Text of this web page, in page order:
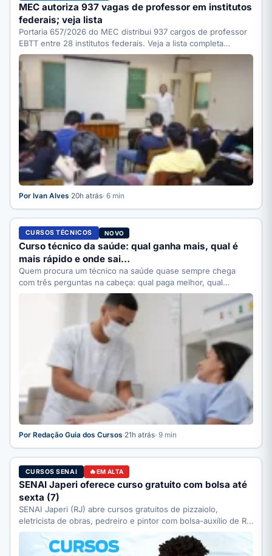
MEC autoriza 937 vagas de professor em institutos
federais; veja lista
Portaria 657/2026 do MEC distribui 937 cargos de professor
EBTT entre 28 institutos federais. Veja a lista completa…
Por Ivan Alves·20h atrás· 6 min
CURSOS TÉCNICOS NOVO
Curso técnico da saúde: qual ganha mais, qual é
mais rápido e onde sai…
Quem procura um técnico na saúde quase sempre chega
com três perguntas na cabeça: qual paga melhor, qual…
Por Redação Guia dos Cursos·21h atrás· 9 min
CURSOS SENAI EM ALTA
SENAI Japeri oferece curso gratuito com bolsa até
sexta (7)
SENAI Japeri (RJ) abre cursos gratuitos de pizzaiolo,
eletricista de obras, pedreiro e pintor com bolsa-auxílio de R$
…